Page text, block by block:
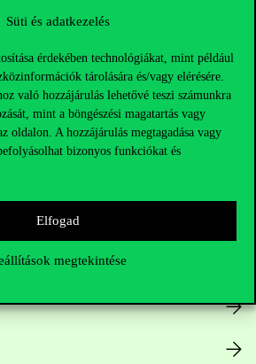
Süti és adatkezelés
érdekében technológiákat, mint például
tárolására és/vagy elérésére.
való hozzájárulás lehetővé teszi számunkra
mint a böngészési magatartás vagy
oldalon. A hozzájárulás megtagadása vagy
bizonyos funkciókat és
Elfogad
megtekintése